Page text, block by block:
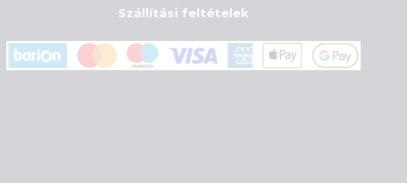
Szállítási feltételek